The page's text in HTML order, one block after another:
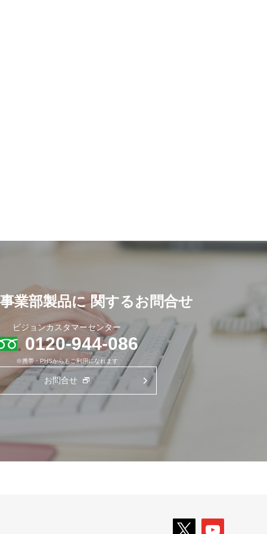
業部製品に関するお問合せ
ビジョンカスタマーセンター
0120-944-086
※携帯・PHSからもご利用になれます
お問合せ